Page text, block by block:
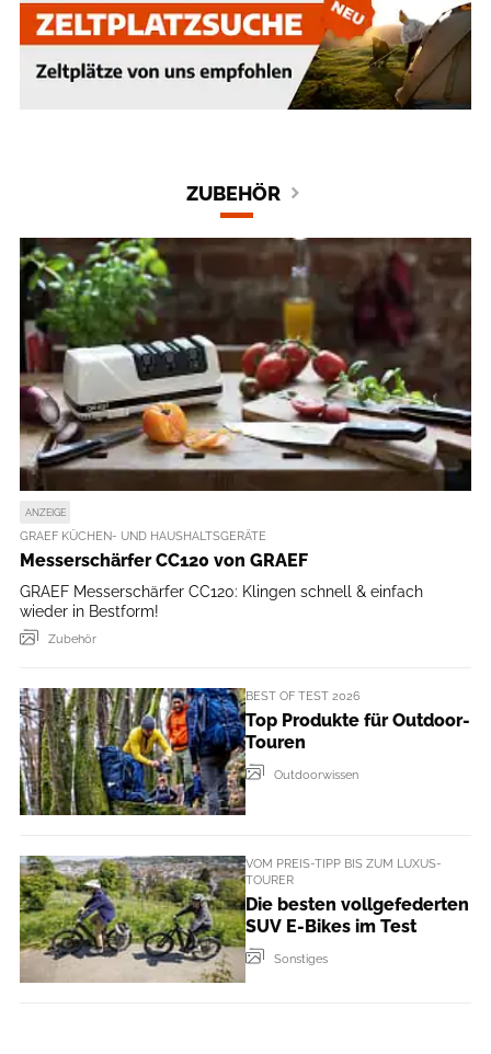
ZUBEHÖR
ANZEIGE
GRAEF KÜCHEN- UND HAUSHALTSGERÄTE
Messerschärfer CC120 von GRAEF
GRAEF Messerschärfer CC120: Klingen schnell & einfach
wieder in Bestform!
Zubehör
BEST OF TEST 2026
Top Produkte für Outdoor-
Touren
Outdoorwissen
VOM PREIS-TIPP BIS ZUM LUXUS-
TOURER
Die besten vollgefederten
SUV E-Bikes im Test
Sonstiges